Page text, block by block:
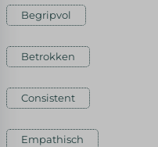
Begripvol
Betrokken
Consistent
Empathisch